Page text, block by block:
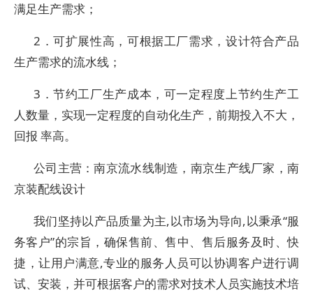
满足生产需求；
2．可扩展性高，可根据工厂需求，设计符合产品
生产需求的流水线；
3．节约工厂生产成本，可一定程度上节约生产工
人数量，实现一定程度的自动化生产，前期投入不大，
回报 率高。
公司主营：南京流水线制造，南京生产线厂家，南
京装配线设计
我们坚持以产品质量为主,以市场为导向,以秉承“服
务客户”的宗旨，确保售前、售中、售后服务及时、快
捷，让用户满意,专业的服务人员可以协调客户进行调
试、安装，并可根据客户的需求对技术人员实施技术培